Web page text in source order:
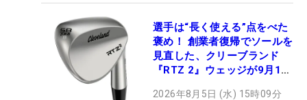
選手は“長く使える”点をべた
褒め！ 創業者復帰でソールを
見直した、クリーブランド
『RTZ 2』ウェッジが9月12
2026年8月5日 (水) 15時09分